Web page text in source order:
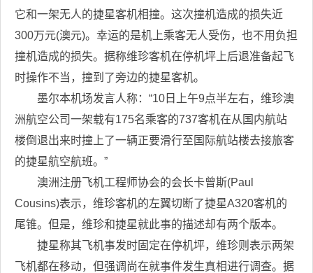
它和一架无人的捷星客机相撞。这次撞机造成的损失近
300万元(澳元)。幸运的是机上乘客无人受伤，也不用负担
撞机造成的损失。据称维珍客机在停机坪上后退准备起飞
时操作不当，撞到了旁边的捷星客机。
墨尔本机场发言人称：“10日上午9点半左右，维珍澳
洲航空公司一架载有175名乘客的737客机在从国内航站
楼倒退出来时撞上了一辆正要滑行至国际航站楼去接旅客
的捷星航空航班。”
澳洲注册飞机工程师协会的会长卡曾斯(Paul
Cousins)表示，维珍客机的左翼切断了捷星A320客机的
尾锥。但是，维珍和捷星就此事的描述却有两个版本。
捷星称其飞机事发时固定在停机坪，维珍则表示两架
飞机都在移动，但强调尚在就事件发生真相进行调查。据